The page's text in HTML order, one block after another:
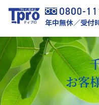
年中無休／受付
お客